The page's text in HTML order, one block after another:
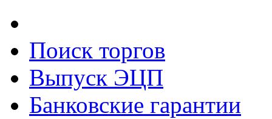
Поиск торгов
Выпуск ЭЦП
Банковские гарантии